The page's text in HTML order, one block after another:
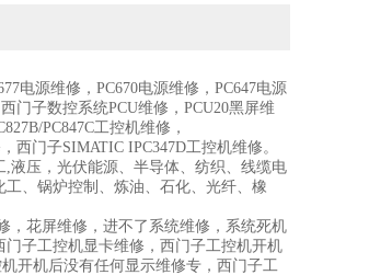
电源维修，PC670电源维修，PC647电源
门子数控系统PCU维修，PCU20黑屏维
PC847C工控机维修，
西门子SIMATIC IPC347D工控机维修。
液压，光伏能源、半导体、纺织、线缆电
、锅炉控制、炼油、石化、光纤、橡
，花屏维修，进不了系统维修，系统死机
子工控机显卡维修，西门子工控机开机
开机后没有任何显示维修专，西门子工